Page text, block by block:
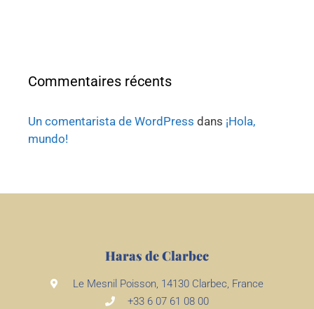
Commentaires récents
Un comentarista de WordPress dans ¡Hola,
mundo!
Haras de Clarbec
Le Mesnil Poisson, 14130 Clarbec, France
+33 6 07 61 08 00